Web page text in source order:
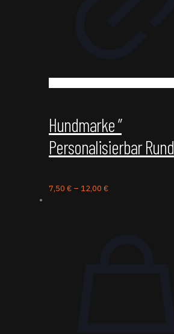
Hundmarke ”
Personalisierbar Rund
7,50 € – 12,00 €